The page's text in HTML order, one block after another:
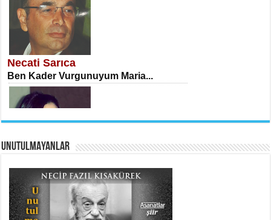
İSA KARATEPE
Ekranlar Arasında Kaybolan İnsan...
AHMET URFALI
Tahlil Denemesi...
Necati Sarıca
Ben Kader Vurgunuyum Maria...
Sibel Orhan
İki Kırık Boşluk...
UNUTULMAYANLAR